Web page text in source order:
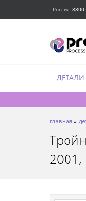
Россия: 8800
главная »
2001,